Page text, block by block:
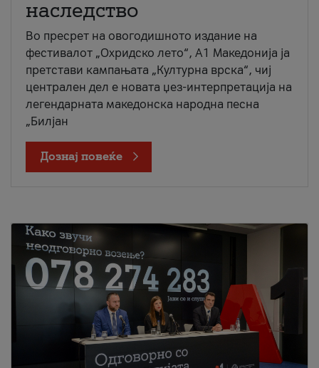
наследство
Во пресрет на овогодишното издание на
фестивалот „Охридско лето“, А1 Македонија ја
претстави кампањата „Културна врска“, чиј
централен дел е новата џез-интерпретација на
легендарната македонска народна песна
„Билјан
Дознај повеќе